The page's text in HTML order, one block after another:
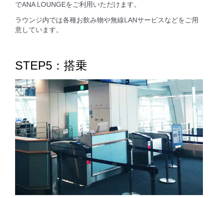
でANA LOUNGEをご利用いただけます。
ラウンジ内では各種お飲み物や無線LANサービスなどをご用
意しています。
STEP5：搭乗